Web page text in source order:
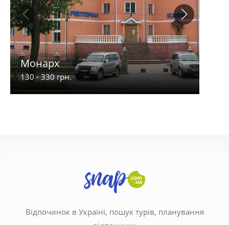
Монарх
130 - 330 грн.
Відпочинок в Україні, пошук турів, планування